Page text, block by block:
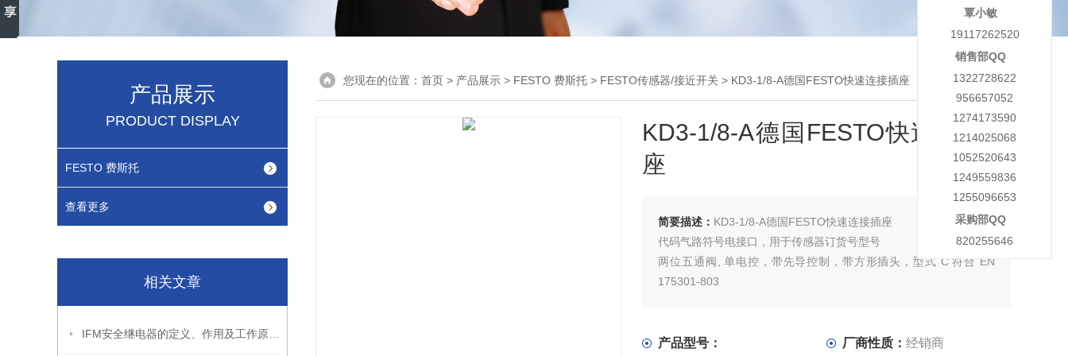
产品展示
PRODUCT DISPLAY
FESTO 费斯托
查看更多
相关文章
您现在的位置： 首页 > 产品展示 > FESTO 费斯托 > FESTO传感器/接近开关 > KD3-1/8-A德国FESTO快速连接插座
KD3-1/8-A德国FESTO快速连接插
座
简要描述： KD3-1/8-A德国FESTO快速连接插座
代码气路符号电接口，用于传感器订货号型号
两位五通阀, 单电控，带先导控制，带方形插头，型式 C 符合 EN
175301-803
产品型号： 厂商性质：经销商
覃小敏
19117262520
销售部QQ
1322728622
956657052
1274173590
1214025068
1052520643
1249559836
1255096653
采购部QQ
820255646